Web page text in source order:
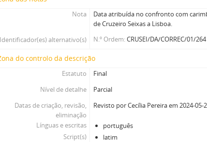
Nota
Data atribuída no confronto com
de Cruzeiro Seixas a Lisboa.
Identificador(es) alternativo(s)
N.º Ordem CRUSEI/DA/CORREC/01/264
do controlo da descrição
Estatuto
Final
Nível de detalhe
Parcial
Datas de criação, revisão,
eliminação
Revisto por Cecília Pereira em 2024-05-
Línguas e escritas
português
Script(s)
latim